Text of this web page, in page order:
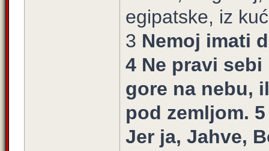
egipatske, iz
3 Nemoj imati
4 Ne pravi
gore na nebu,
pod zemljom.
Jer ja, Jahve,